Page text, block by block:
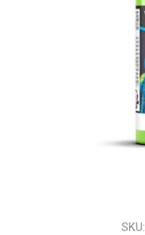
SKU: